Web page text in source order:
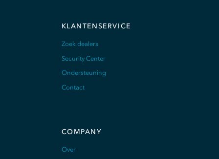
KLANTENSERVICE
Zoek dealers
Security Center
Ondersteuning
Contact
COMPANY
Over